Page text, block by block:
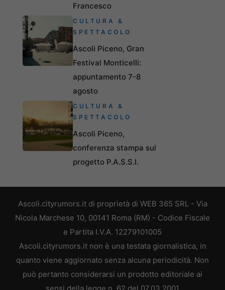
Francesco
CULTURA &
SPETTACOLO
Ascoli Piceno, Gran
Festival Monticelli:
appuntamento 7-8
agosto
CULTURA &
SPETTACOLO
Ascoli Piceno,
conferenza stampa sul
progetto P.A.S.S.I.
Ascoli.cityrumors.it di proprietà di WEB 365 SRL - Via
Nicola Marchese 10, 00141 Roma (RM) - Codice Fiscale
e Partita I.V.A. 12279101005
Ascoli.cityrumors.it non è una testata giornalistica, in
quanto viene aggiornato senza alcuna periodicità. Non
può pertanto considerarsi un prodotto editoriale ai
sensi della legge n. 62 del 07.03.2001